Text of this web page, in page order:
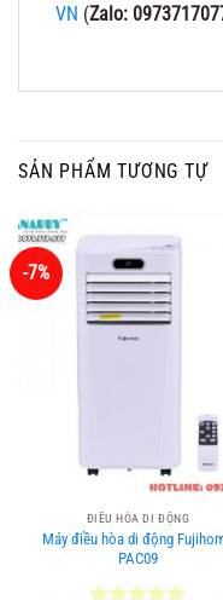
VN (Zalo:
SẢN PHẨM TƯƠNG TỰ
-7%
ĐIỀU HÒA DI ĐỘNG
Máy điều hòa di động
PAC09